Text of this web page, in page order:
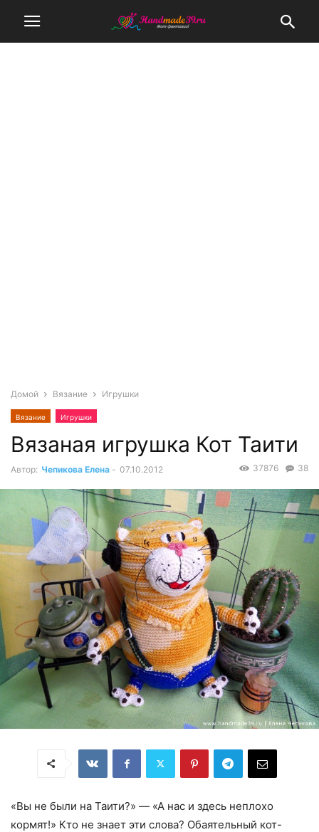
Домой Вязание Игрушки
Вязание Игрушки
Вязаная игрушка Кот Таити
Автор: Чепикова Елена - 07.10.2012 38
37876
«Вы не были на Таити?» — «А нас и здесь неплохо
кормят!» Кто не знает эти слова? Обаятельный кот-